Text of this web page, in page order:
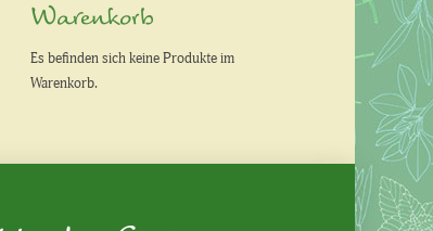
Warenkorb
Es befinden sich keine Produkte im
Warenkorb.